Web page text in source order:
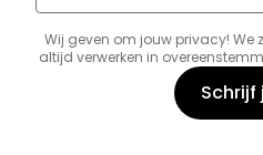
Wij geven om jouw privacy! We
altijd verwerken in
Schrijf